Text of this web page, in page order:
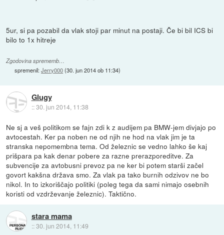
5ur, si pa pozabil da vlak stoji par minut na postaji. Če bi bil ICS bi
bilo to 1x hitreje
Zgodovina sprememb…
spremenil:Jerry000(30. jun 2014 ob 11:34)
Glugy
::30. jun 2014, 11:38
Ne sj a veš politikom se fajn zdi k z audijem pa BMW-jem divjajo po
avtocestah. Ker pa noben ne od njih ne hod na vlak jim je ta
stranska nepomembna tema. Od železnic se vedno lahko še kaj
prišpara pa kak denar pobere za razne prerazporeditve. Za
subvencije za avtobusni prevoz pa ne ker bi potem starši začel
govort kakšna država smo. Za vlak pa tako burnih odzivov ne bo
nikol. In to izkoriščajo politiki (poleg tega da sami nimajo osebnih
koristi od vzdrževanje železnic). Taktično.
stara mama
::30. jun 2014, 11:49